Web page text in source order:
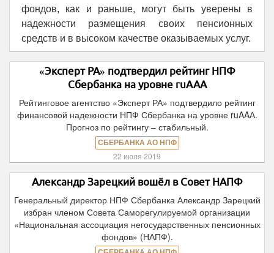
фондов, как и раньше, могут быть уверены в
надежности размещения своих пенсионных
средств и в высоком качестве оказываемых услуг.
«Эксперт РА» подтвердил рейтинг НПФ
Сбербанка на уровне ruAAА
Рейтинговое агентство «Эксперт РА» подтвердило рейтинг
финансовой надежности НПФ Сбербанка на уровне ruAAА.
Прогноз по рейтингу – стабильный.
СБЕРБАНКА АО НПФ
22 июля 2019
Александр Зарецкий вошёл в Совет НАПФ
Генеральный директор НПФ Сбербанка Александр Зарецкий
избран членом Совета Саморегулируемой организации
«Национальная ассоциация негосударственных пенсионных
фондов» (НАПФ).